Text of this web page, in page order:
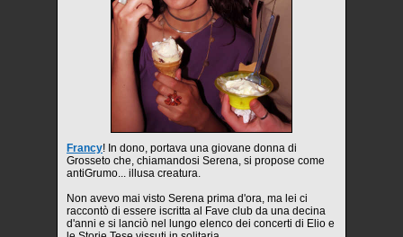
Francy! In dono, portava una giovane donna di
Grosseto che, chiamandosi Serena, si propose come
antiGrumo... illusa creatura.
Non avevo mai visto Serena prima d'ora, ma lei ci
raccontò di essere iscritta al Fave club da una decina
d'anni e si lanciò nel lungo elenco dei concerti di Elio e